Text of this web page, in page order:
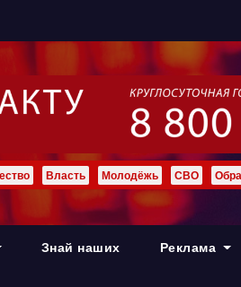
Власть Молодёжь СВО
Знай наших Реклама